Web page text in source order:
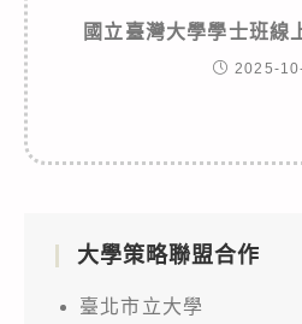
國立臺灣大學學士班線
2025-
大學策略聯盟合作
臺北市立大學